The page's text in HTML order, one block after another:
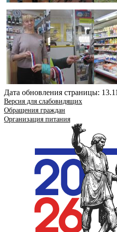
Дата обновления страницы:
Версия для слабовидящих
Обращения граждан
Организация питания